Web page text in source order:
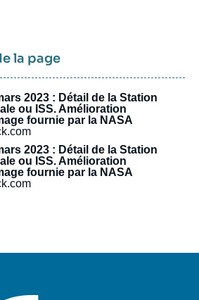
la page
2023 : Détail de la Station
ou ISS. Amélioration
fournie par la NASA
2023 : Détail de la Station
ou ISS. Amélioration
fournie par la NASA